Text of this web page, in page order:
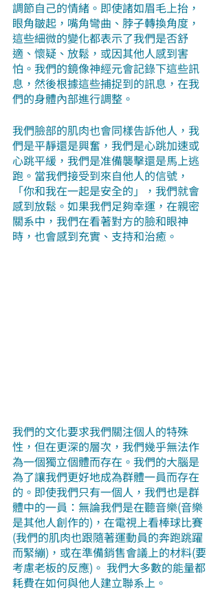
調節自己的情緒。即使諸如眉毛上抬，
眼角皺起，嘴角彎曲、脖子轉換角度，
這些細微的變化都表示了我們是否舒
適、懷疑、放鬆，或因其他人感到害
怕。我們的鏡像神經元會記錄下這些訊
息，然後根據這些捕捉到的訊息，在我
們的身體內部進行調整。
我們臉部的肌肉也會同樣告訴他人，我
們是平靜還是興奮，我們是心跳加速或
心跳平緩，我們是准備襲擊還是馬上逃
跑。當我們接受到來自他人的信號，
「你和我在一起是安全的」，我們就會
感到放鬆。如果我們足夠幸運，在親密
關系中，我們在看著對方的臉和眼神
時，也會感到充實、支持和治癒。
我們的文化要求我們關注個人的特殊
性，但在更深的層次，我們幾乎無法作
為一個獨立個體而存在。我們的大腦是
為了讓我們更好地成為群體一員而存在
的。即使我們只有一個人，我們也是群
體中的一員：無論我們是在聽音樂(音樂
是其他人創作的)，在電視上看棒球比賽
(我們的肌肉也跟隨著運動員的奔跑跳躍
而緊繃)，或在準備銷售會議上的材料(要
考慮老板的反應)。 我們大多數的能量都
耗費在如何與他人建立聯系上。